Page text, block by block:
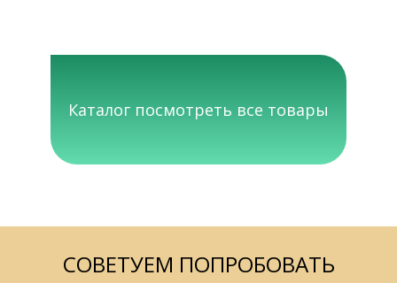
Каталог посмотреть все товары
СОВЕТУЕМ ПОПРОБОВАТЬ